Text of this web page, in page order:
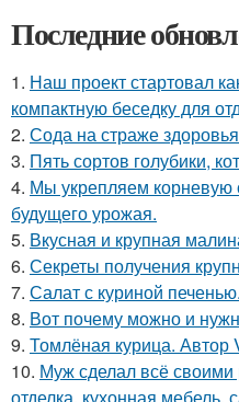
Последние
1. Наш проект стартовал
компактную беседку для
2. Сода на страже
3. Пять сортов голубики,
4. Мы укрепляем корневую
будущего урожая.
5. Вкусная и крупная
6. Секреты получения
7. Салат с куриной печенью.
8. Вот почему можно и
9. Томлёная курица. Автор
10. Муж сделал всё своими